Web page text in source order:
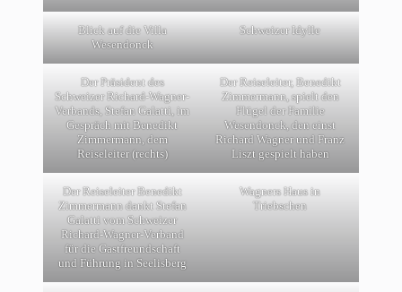
Blick auf die Villa
Wesendonck
Schweizer Idylle
Der Präsident des
Schweizer Richard-Wagner-
Verbands, Stefan Galatti, im
Gespräch mit Benedikt
Zimmermann, dem
Reiseleiter (rechts)
Der Reiseleiter, Benedikt
Zimmermann, spielt den
Flügel der Familie
Wesendonck, den einst
Richard Wagner und Franz
Liszt gespielt haben
Der Reiseleiter Benedikt
Zimmermann dankt Stefan
Galatti vom Schweizer
Richard-Wagner-Verband
für die Gastfreundschaft
und Führung in Seelisberg
Wagners Haus in
Triebschen